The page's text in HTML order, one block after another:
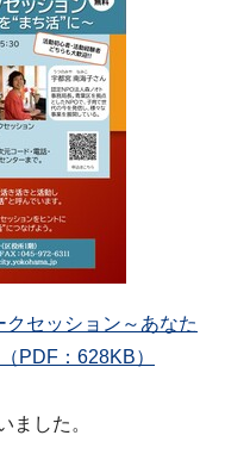
クセッション～あなた
PDF：628KB）
ました。